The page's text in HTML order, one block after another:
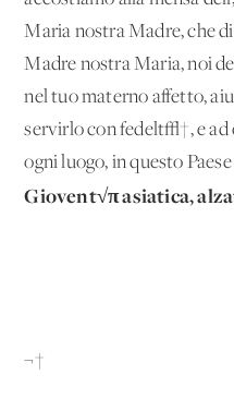
Maria nostra Madre, che
Madre nostra Maria, noi
nel tuo materno affetto,
servirlo con fedelt√†, e ad
ogni luogo, in questo
Giovent√π asiatica,
¬†